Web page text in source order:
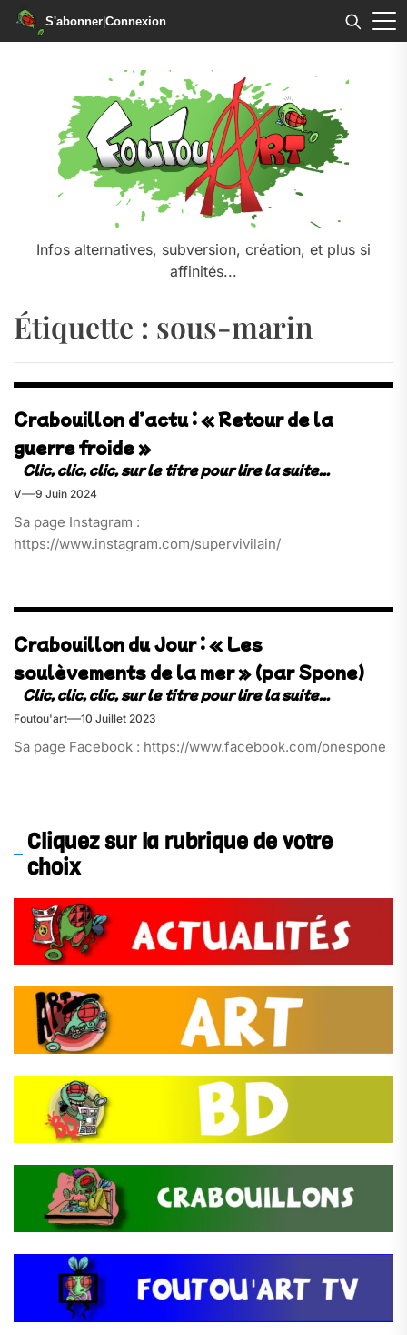
S'abonner|Connexion
Infos alternatives, subversion, création, et plus si
affinités...
Étiquette : sous-marin
Crabouillon d’actu : « Retour de la
guerre froide »
V 9 Juin 2024
Sa page Instagram :
https://www.instagram.com/supervivilain/
Crabouillon du Jour : « Les
soulèvements de la mer » (par Spone)
Foutou'art 10 Juillet 2023
Sa page Facebook : https://www.facebook.com/onespone
Cliquez sur la rubrique de votre
choix